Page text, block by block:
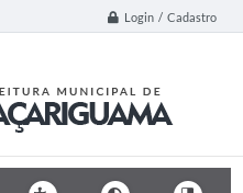
Login / Cadastro